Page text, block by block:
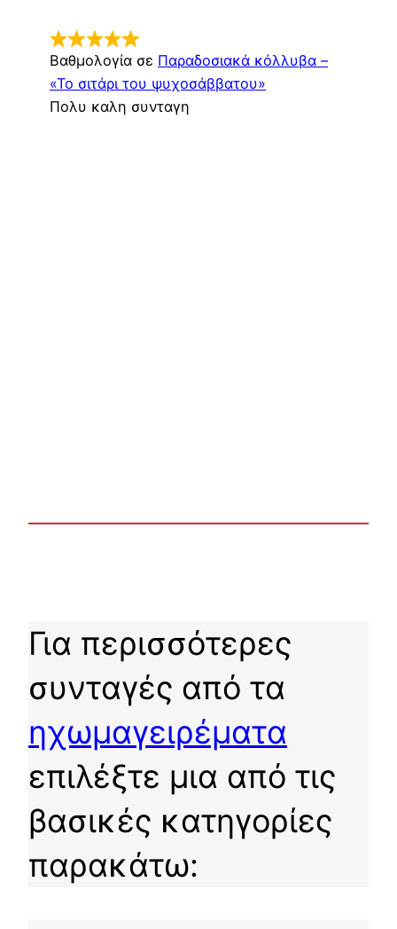
Βαθμολογία σε Παραδοσιακά κόλλυβα –
«Το σιτάρι του ψυχοσάββατου»
Πολυ καλη συνταγη
Για περισσότερες
συνταγές από τα
ηχωμαγειρέματα
επιλέξτε μια από τις
βασικές κατηγορίες
παρακάτω: